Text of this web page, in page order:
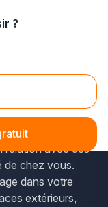
?
dans le
de construction
relation avec des
de chez vous.
dans votre
extérieurs,